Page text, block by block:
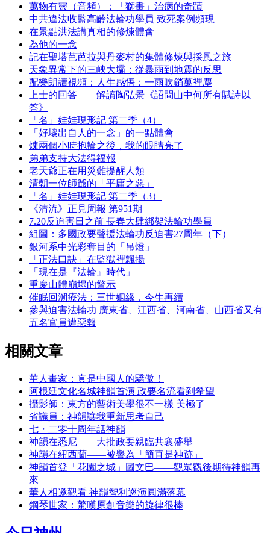
萬物有靈（音頻）：「獅畫」治病的奇蹟
中共違法收監高齡法輪功學員 致死案例頻現
在景點洪法講真相的修煉體會
為他的一念
記在聖塔芭芭拉與丹麥村的集體修煉與採風之旅
天象異常下的三峽大壩：從暴雨到地震的反思
配樂朗讀視頻：人生感悟：一雨吹銷萬裡塵
上士的回答——解讀陶弘景《詔問山中何所有賦詩以
答》
「名」娃娃現形記 第二季（4）
「好壞出自人的一念」的一點體會
煉兩個小時抱輪之後，我的眼睛亮了
弟弟支持大法得福報
老天爺正在用災難提醒人類
清朝一位師爺的「平庸之惡」
「名」娃娃現形記 第二季（3）
《清流》正見周報 第951期
7.20反迫害日之前 長春大肆綁架法輪功學員
組圖：多國政要聲援法輪功反迫害27周年（下）
銀河系中光彩奪目的「吊燈」
「正法口訣」在監獄裡飄揚
「現在是『法輪』時代」
重慶山體崩塌的警示
催眠回溯療法：三世姻緣，今生再續
參與迫害法輪功 廣東省、江西省、河南省、山西省又有
五名官員遭惡報
相關文章
華人畫家：真是中國人的驕傲！
阿根廷文化名城神韻首演 政要名流看到希望
攝影師：東方的藝術美學很不一樣 美極了
省議員：神韻讓我重新思考自己
七・二零十周年話神韻
神韻在悉尼――大批政要親臨共襄盛舉
神韻在紐西蘭――被譽為「簡直是神跡」
神韻首登「花園之城」圖文巴――觀眾觀後期待神韻再
來
華人相邀觀看 神韻智利巡演圓滿落幕
鋼琴世家：驚嘆原創音樂的旋律很棒